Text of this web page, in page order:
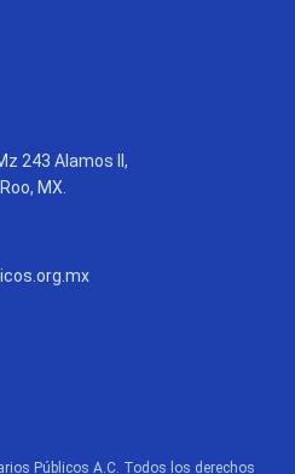
243 Alamos II,
MX.
Públicos A.C. Todos los derechos